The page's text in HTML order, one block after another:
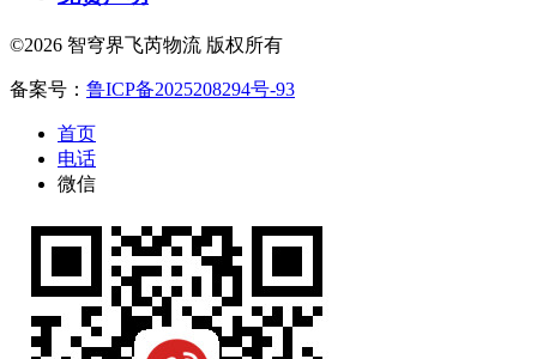
©2026 智穹界飞芮物流 版权所有
备案号： 鲁ICP备2025208294号-93
首页
电话
微信